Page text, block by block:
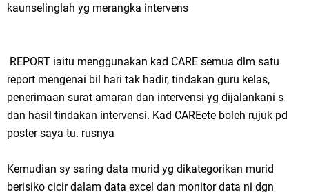
kaunselinglah yg merangka intervens
REPORT iaitu menggunakan kad CARE semua dlm satu
report mengenai bil hari tak hadir, tindakan guru kelas,
penerimaan surat amaran dan intervensi yg dijalankani s
dan hasil tindakan intervensi. Kad CAREete boleh rujuk pd
poster saya tu. rusnya
Kemudian sy saring data murid yg dikategorikan murid
berisiko cicir dalam data excel dan monitor data ni dgn